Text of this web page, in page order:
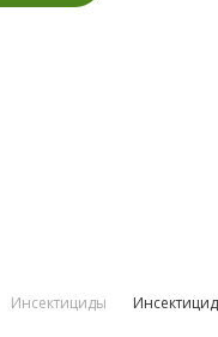
Инсектициды